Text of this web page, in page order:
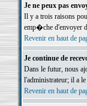
Je ne peux pas
Il y a trois raisons
emp�che d'envoyer
Revenir en haut de
Je continue de
Dans le futur, nous
l'administrateur; il a
Revenir en haut de